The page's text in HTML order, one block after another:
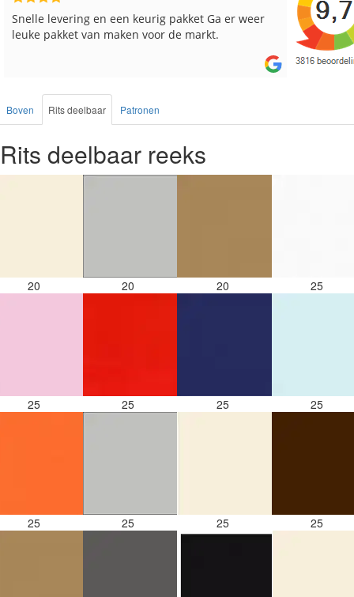
Reeds meerdere keren breigaren en breinaalden
besteld, altijd heel tevreden over de service.
Snelle
Boven Rits deelbaar Patronen
Rits deelbaar reeks
20 20 20 25
25 25 25 25
25 25 25 25